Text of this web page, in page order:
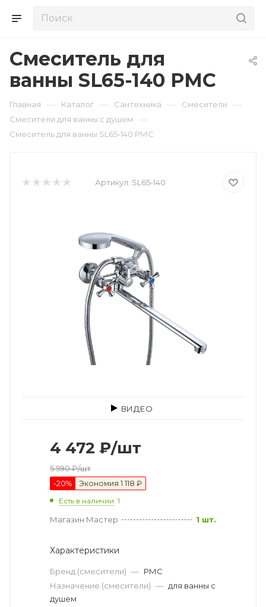
Смеситель для
ванны SL65-140 РМС
Главная — Каталог — Сантехника — Смесители —
Смесители для ванны с душем —
Смеситель для ванны SL65-140 РМС
Артикул: SL65-140
ВИДЕО
4 472 ₽/шт
5 590₽/шт
-20% Экономия 1 118 ₽
Есть в наличии: 1
Магазин Мастер 1 шт.
Характеристики
Бренд (смесители) — РМС
Назначение (смесители) — для ванны с
душем